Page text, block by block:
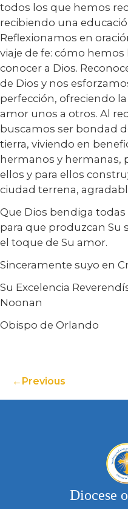
todos los que hemos
recibiendo una
Reflexionamos en
viaje de fe: cómo hemos
conocer a Dios.
de Dios y nos
perfección, ofreciendo la
amor unos a otros. Al
buscamos ser bondad
tierra, viviendo en
hermanos y hermanas,
ellos y para ellos
ciudad terrena,
Que Dios bendiga
para que produzcan Su
el toque de Su amor.
Sinceramente suyo en
Su Excelencia
Noonan
Obispo de Orlando
Previous
Diocese